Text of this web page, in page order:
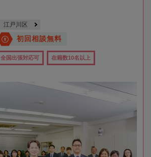
江戸川区
初回相談無料
全国出張対応可 在籍数10名以上